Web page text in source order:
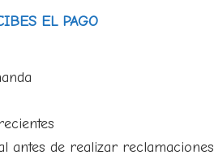
EL PAGO
antes de realizar reclamaciones